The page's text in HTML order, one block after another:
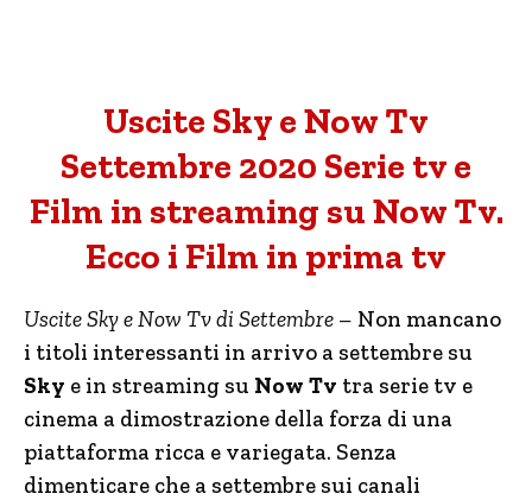
Uscite Sky e Now Tv
Settembre 2020 Serie tv e
Film in streaming su Now Tv.
Ecco i Film in prima tv
Uscite Sky e Now Tv di Settembre – Non mancano
i titoli interessanti in arrivo a settembre su
Sky e in streaming su Now Tv tra serie tv e
cinema a dimostrazione della forza di una
piattaforma ricca e variegata. Senza
dimenticare che a settembre sui canali